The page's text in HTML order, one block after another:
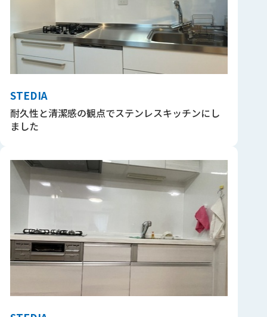
STEDIA
耐久性と清潔感の観点でステンレスキッチンにし
ました